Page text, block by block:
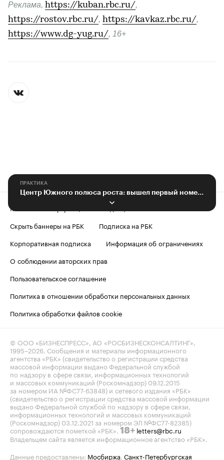
Реклама, https://kuban.rbc.ru/,
https://rostov.rbc.ru/, https://kavkaz.rbc.ru/,
https://www.dg-yug.ru/, 16+
ПРАКТИКА
Центр Южного полюса роста: вышел первый номер журнала РБК+Кавказ
Контактная информация
Скрыть баннеры на РБК
Подписка на РБК
Корпоративная подписка
Информация об ограничениях
О соблюдении авторских прав
Пользовательское соглашение
Политика в отношении обработки персональных данных
Политика обработки файлов cookie
© ООО «БИЗНЕСПРЕСС», АО «РОСБИЗНЕСКОНСАЛТИНГ»,
1995–2026. Сообщения и материалы информационного
агентства «РБК» (свидетельство о регистрации средства
массовой информации выдано Федеральной службой
по надзору в сфере связи, информационных технологий
и массовых коммуникаций (Роскомнадзор) 09.12.2015
за номером ИА №ФС77-63848) и сетевого издания «РБК»
(свидетельство о регистрации средства массовой информации
выдано Федеральной службой по надзору в сфере связи,
информационных технологий и массовых коммуникаций
(Роскомнадзор) 03.12.2021 за номером ЭЛ №ФС77-82385)
сопровождаются пометкой «РБК». 18+ letters@rbc.ru
Владельцем сайта является информационное агентство «РБК».
Данные предоставлены: Мосбиржа, Санкт-Петербургская